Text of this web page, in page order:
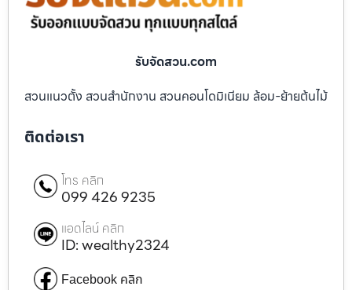
รับจัดสวน.com
สวนแนวตั้ง สวนสำนักงาน สวนคอนโดมิเนียม ล้อม-ย้ายต้นไม้
ติดต่อเรา
โทร คลิก
099 426 9235
แอดไลน์ คลิก
ID: wealthy2324
Facebook คลิก